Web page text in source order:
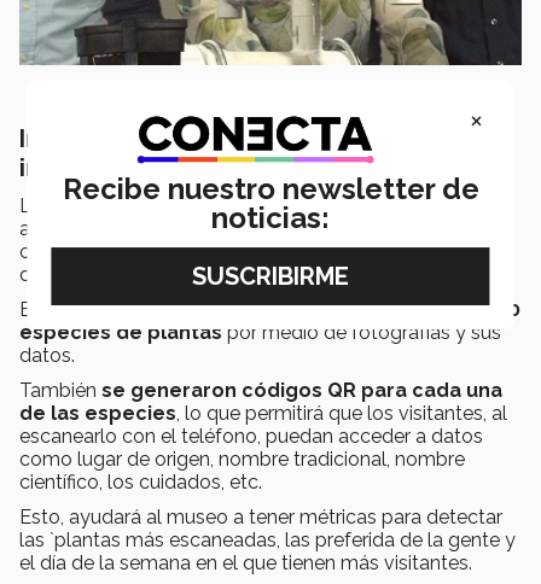
Integración de las tecnologías de la
información y comunicación
Los alumnos de Sistemas Computacionales
aportaron
cuatro prototipospara la gestión del
catálogo digital del huerto, apoyando a la recolección
de datos.
En una plataforma digital, se registraron alrededor de
60
especies de plantas por medio de fotografías y sus
datos.
También se generaron códigos QR para cada una
de las especies , lo que permitirá que los visitantes, al
escanearlo con el teléfono, puedan acceder a datos
como lugar de origen, nombre tradicional, nombre
científico, los cuidados, etc.
Esto, ayudará al museo a tener métricas para detectar
las `plantas más escaneadas, las preferida de la gente y
el día de la semana en el que tienen más visitantes.
×
Recibe nuestro newsletter de
noticias: